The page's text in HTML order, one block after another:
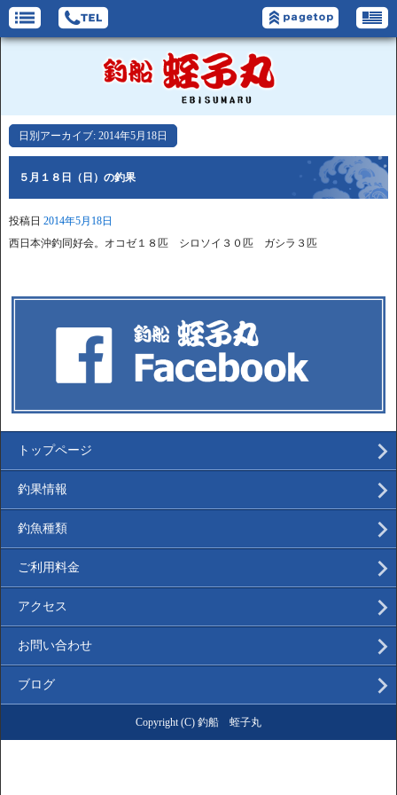
日別アーカイブ: 2014年5月18日
５月１８日（日）の釣果
投稿日 2014年5月18日
西日本沖釣同好会。オコゼ１８匹 シロソイ３０匹 ガシラ３匹
トップページ
釣果情報
釣魚種類
ご利用料金
アクセス
お問い合わせ
ブログ
Copyright (C) 釣船 蛭子丸